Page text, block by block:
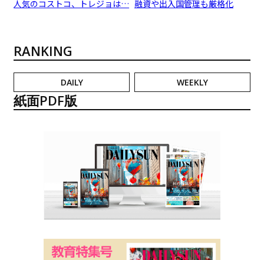
人気のコストコ、トレジョは… 融資や出入国管理も厳格化
RANKING
DAILY WEEKLY
紙面PDF版